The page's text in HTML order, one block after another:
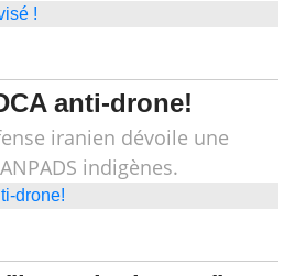
anti-drone!
iranien dévoile une
indigènes.